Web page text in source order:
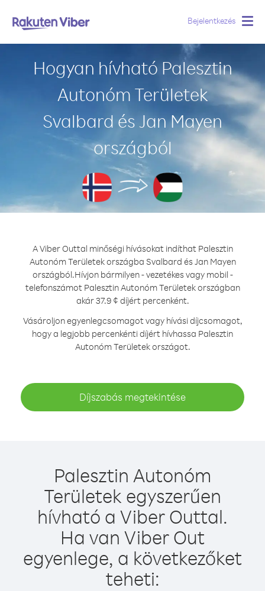
Bejelentkezés
Hogyan hívható Palesztin
Autonóm Területek
Svalbard és Jan Mayen
országból
A Viber Outtal minőségi hívásokat indíthat Palesztin
Autonóm Területek országba Svalbard és Jan Mayen
országból.Hívjon bármilyen - vezetékes vagy mobil -
telefonszámot Palesztin Autonóm Területek országban
akár 37.9 ¢ díjért percenként.
Vásároljon egyenlegcsomagot vagy hívási díjcsomagot,
hogy a legjobb percenkénti díjért hívhassa Palesztin
Autonóm Területek országot.
Díjszabás megtekintése
Palesztin Autonóm
Területek egyszerűen
hívható a Viber Outtal.
Ha van Viber Out
egyenlege, a következőket
teheti: